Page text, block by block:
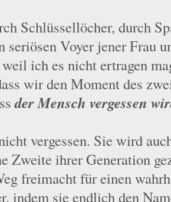
Schlüssellöcher, durch
seriösen Voyer jener Frau
ich es nicht ertragen
wir den Moment des
der Mensch vergessen
vergessen. Sie wird
Zweite ihrer Generation
freimacht für einen
indem sie endlich den